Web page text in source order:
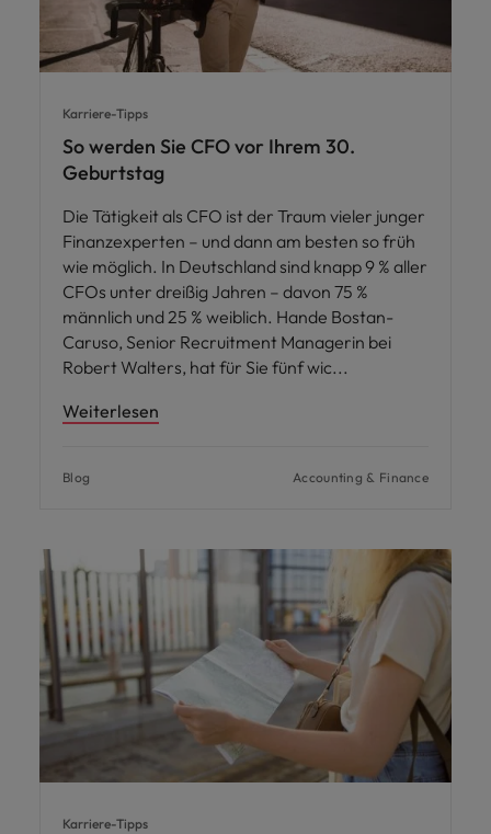
Karriere-Tipps
So werden Sie CFO vor Ihrem 30.
Geburtstag
Die Tätigkeit als CFO ist der Traum vieler junger
Finanzexperten – und dann am besten so früh
wie möglich. In Deutschland sind knapp 9 % aller
CFOs unter dreißig Jahren – davon 75 %
männlich und 25 % weiblich. Hande Bostan-
Caruso, Senior Recruitment Managerin bei
Robert Walters, hat für Sie fünf wic
Weiterlesen
Blog Accounting & Finance
Karriere-Tipps